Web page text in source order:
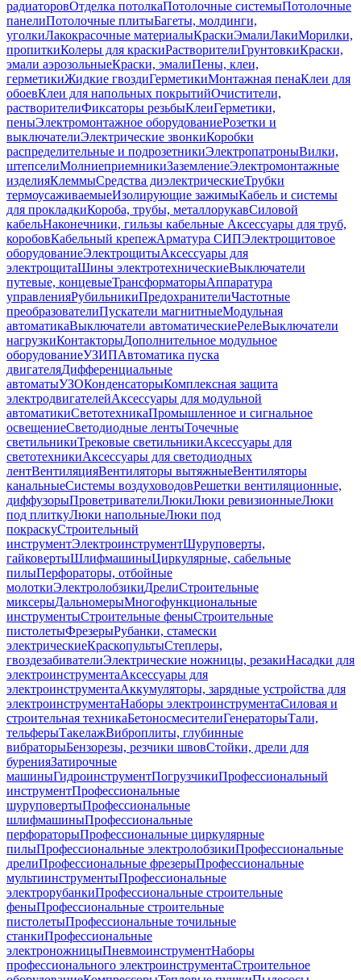
радиаторовОтделка потолкаПотолочные системыПотолочные
панелиПотолочные плитыБагеты, молдинги,
уголкиЛакокрасочные материалыКраскиЭмалиЛакиМорилки,
пропиткиКолеры для краскиРастворителиГрунтовкиКраски,
эмали аэрозольныеКраски, эмалиПены, клеи,
герметикиЖидкие гвоздиГерметикиМонтажная пенаКлеи для
обоевКлеи для напольных покрытийОчистители,
растворителиФиксаторы резьбыКлеиГерметики,
пеныЭлектромонтажное оборудованиеРозетки и
выключателиЭлектрические звонкиКоробки
распределительные и подрозетникиЭлектропатроныВилки,
штепселиМолниеприемникиЗаземлениеЭлектромонтажные
изделияКлеммыСредства диэлектрическиеТрубки
термоусаживаемыеИзолирующие зажимыКабель и системы
для прокладкиКороба, трубы, металлорукавСиловой
кабельНаконечники, гильзы кабельные Аксессуары для труб,
коробовКабельный крепежАрматура СИПЭлектрощитовое
оборудованиеЭлектрощитыАксессуары для
электрощитаШины электротехническиеВыключатели
путевые, концевыеТрансформаторыАппаратура
управленияРубильникиПредохранителиЧастотные
преобразователиПускатели магнитныеМодульная
автоматикаВыключатели автоматическиеРелеВыключатели
нагрузкиКонтакторыДополнительное модульное
оборудованиеУЗИПАвтоматика пуска
двигателяДифференциальные
автоматыУЗОКонденсаторыКомплексная защита
электродвигателейАксессуары для модульной
автоматикиСветотехникаПромышленное и сигнальное
освещениеСветодиодные лентыТочечные
светильникиТрековые светильникиАксессуары для
светотехникиАксессуары для светодиодных
лентВентиляцияВентиляторы вытяжныеВентиляторы
канальныеСистемы воздуховодовРешетки вентиляционные,
диффузорыПроветривателиЛюкиЛюки ревизионныеЛюки
под плиткуЛюки напольныеЛюки под
покраскуСтроительный
инструментЭлектроинструментШуруповерты,
гайковертыШлифмашиныЦиркулярные, сабельные
пилыПерфораторы, отбойные
молоткиЭлектролобзикиДрелиСтроительные
миксерыДальномерыМногофункциональные
инструментыСтроительные феныСтроительные
пистолетыФрезерыРубанки, стамески
электрическиеКраскопультыСтеплеры,
гвоздезабивателиЭлектрические ножницы, резакиНасадки для
электроинструментаАксессуары для
электроинструментаАккумуляторы, зарядные устройства для
электроинструментаНаборы электроинструментаСиловая и
строительная техникаБетоносмесителиГенераторыТали,
тельферыТакелажВиброплиты, глубинные
вибраторыБензорезы, резчики швовСтойки, дрели для
буренияЗатирочные
машиныГидроинструментПогрузчикиПрофессиональный
инструментПрофессиональные
шуруповертыПрофессиональные
шлифмашиныПрофессиональные
перфораторыПрофессиональные циркулярные
пилыПрофессиональные электролобзикиПрофессиональные
дрелиПрофессиональные фрезерыПрофессиональные
мультиинструментыПрофессиональные
электрорубанкиПрофессиональные строительные
феныПрофессиональные строительные
пистолетыПрофессиональные точильные
станкиПрофессиональные
электроножницыПневмоинструментНаборы
профессионального электроинструментаСтроительное